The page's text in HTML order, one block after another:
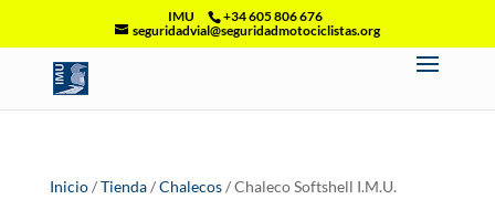
IMU
+34 605 806 676
seguridadvial@seguridadmotociclistas.org
Inicio/Tienda/Chalecos/ Chaleco Softshell I.M.U.